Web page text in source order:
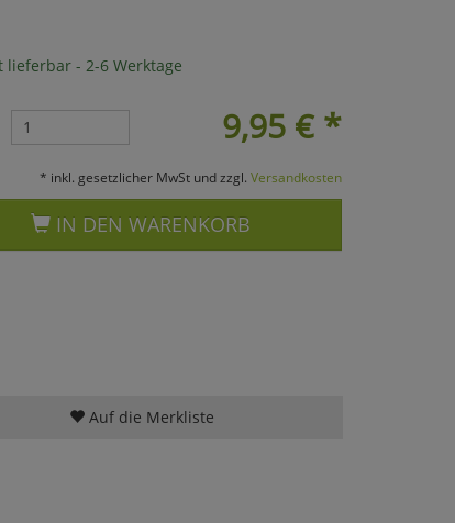
lieferbar - 2-6 Werktage
9,95 €*
* inkl. gesetzlicher MwSt und zzgl. Versandkosten
IN DEN WARENKORB
Auf die Merkliste